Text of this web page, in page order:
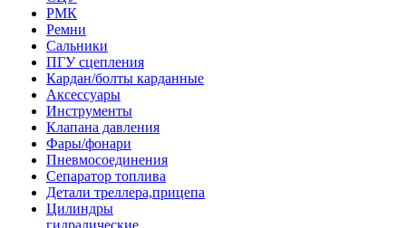
РМК
Ремни
Сальники
ПГУ сцепления
Кардан/болты карданные
Аксессуары
Инструменты
Клапана давления
Фары/фонари
Пневмосоединения
Сепаратор топлива
Детали треллера,прицепа
Цилиндры
гидралические